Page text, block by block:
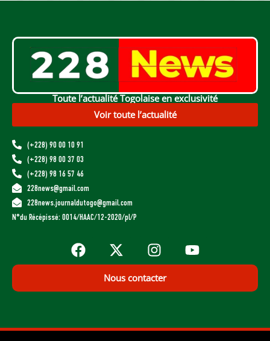
Toute l’actualité Togolaise en exclusivité
Voir toute l’actualité
(+228) 90 00 10 91
(+228) 98 00 37 03
(+228) 98 16 57 46
228news@gmail.com
228news.journaldutogo@gmail.com
N°du Récépissé: 0014/HAAC/12-2020/pl/P
Nous contacter